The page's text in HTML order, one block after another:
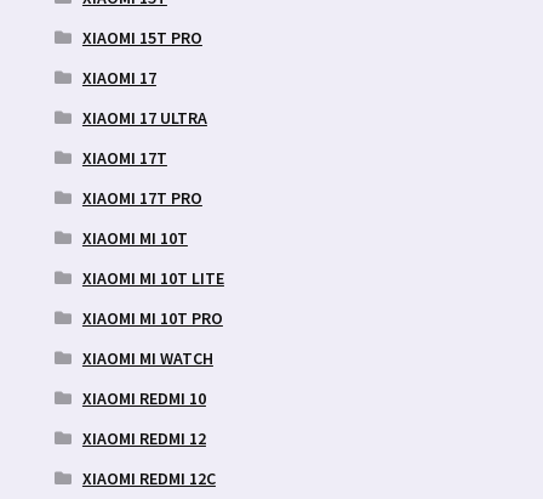
XIAOMI 15T PRO
XIAOMI 17
XIAOMI 17 ULTRA
XIAOMI 17T
XIAOMI 17T PRO
XIAOMI MI 10T
XIAOMI MI 10T LITE
XIAOMI MI 10T PRO
XIAOMI MI WATCH
XIAOMI REDMI 10
XIAOMI REDMI 12
XIAOMI REDMI 12C